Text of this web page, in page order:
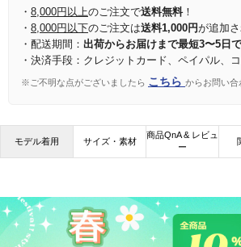
・ 8,000円以上のご注文で送料無料！
・ 8,000円以下のご注文は送料1,000円が追加さ
・配送期間： 出荷からお届けまで最短3〜5日で
・決済手段：クレジットカード、ペイパル、
※ご不明な点がございましたら こちら からお問い合
モデル着用 サイズ・素材
商品QnA & レビュ
ー